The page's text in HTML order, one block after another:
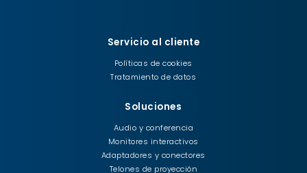
Servicio al cliente
Políticas de cookies
Tratamiento de datos
Soluciones
Audio y conferencia
Monitores interactivos
Adaptadores y conectores
Telones de proyección